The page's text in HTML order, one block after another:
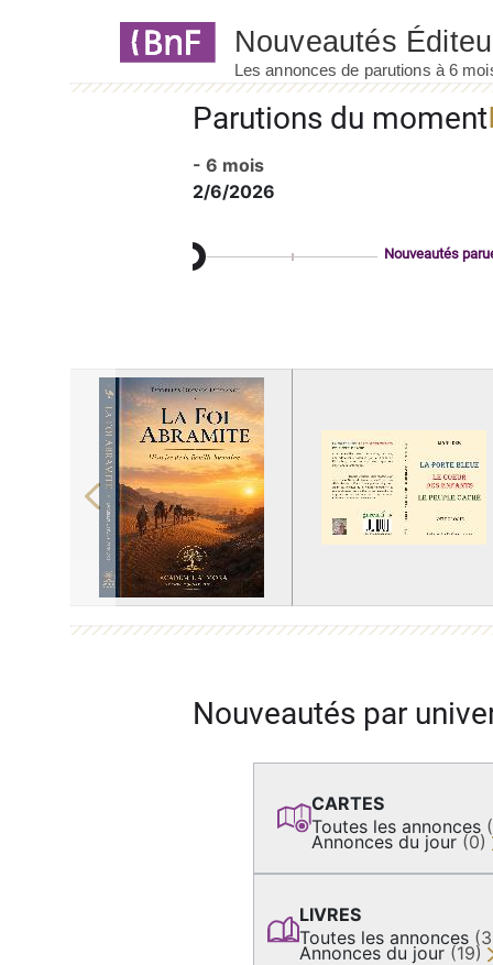
Parutions du moment
- 6 mois
2/6/2026
Nouveautés
Previous
Nouveautés par
CARTES
Toutes les annonces
Annonces du jour (0)
LIVRES
Toutes les annonces
Annonces du jour (19)